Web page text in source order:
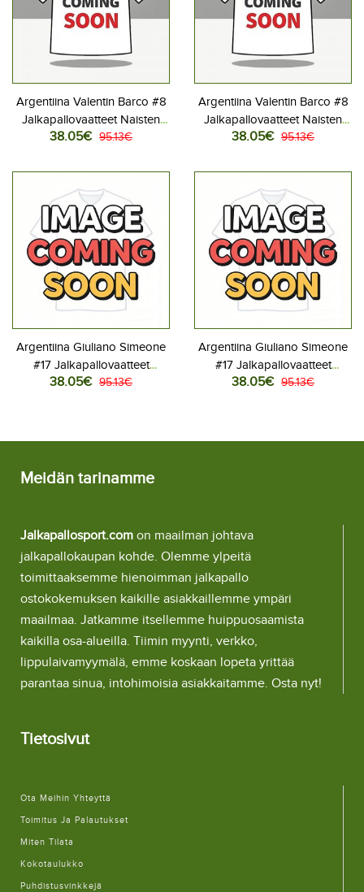
Argentiina Valentin Barco #8
Jalkapallovaatteet Naisten
Kotipaita MM-kisat 2026
38.05€ 95.13€
Argentiina Valentin Barco #8
Jalkapallovaatteet Naisten
Vieraspaita MM-kisat 2026
38.05€ 95.13€
Argentiina Giuliano Simeone
#17 Jalkapallovaatteet
Naisten Kotipaita MM-kisat
38.05€ 95.13€
Argentiina Giuliano Simeone
#17 Jalkapallovaatteet
Naisten Vieraspaita MM-kisat
38.05€ 95.13€
Meidän tarinamme
Jalkapallosport.com on maailman johtava
jalkapallokaupan kohde. Olemme ylpeitä
toimittaaksemme hienoimman jalkapallo
ostokokemuksen kaikille asiakkaillemme ympäri
maailmaa. Jatkamme itsellemme huippuosaamista
kaikilla osa-alueilla. Tiimin myynti, verkko,
lippulaivamyymälä, emme koskaan lopeta yrittää
parantaa sinua, intohimoisia asiakkaitamme. Osta nyt!
Tietosivut
Ota Meihin Yhteyttä
Toimitus Ja Palautukset
Miten Tilata
Kokotaulukko
Puhdistusvinkkejä